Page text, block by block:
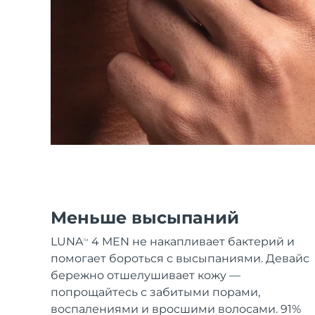
Меньше высыпаний
LUNATM
4 MEN не накапливает бактерий и
помогает бороться с высыпаниями. Девайс
бережно отшелушивает кожу —
попрощайтесь с забитыми порами,
воспалениями и вросшими волосами. 91%
All acne treatment devices
All revitalizing eye massagers
Уход KIWI™
Advanced pore care essentials
For healthy hair
issa™ Teeth Whitening Gel
Для мужчин